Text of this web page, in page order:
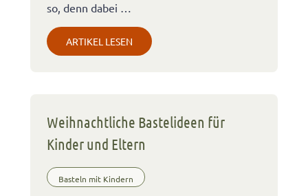
so, denn dabei …
ARTIKEL LESEN
Weihnachtliche Bastelideen für
Kinder und Eltern
Basteln mit Kindern